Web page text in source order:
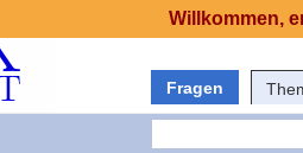
Fragen
Willkommen,